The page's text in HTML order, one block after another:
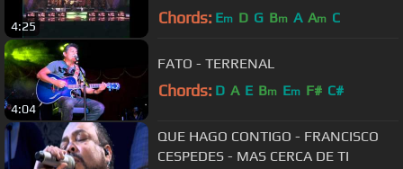
4:25
2006
Chords: Em D G Bm A Am C
4:04
FATO - TERRENAL
Chords: D A E Bm Em F# C#
QUE HAGO CONTIGO - FRANCISCO
CESPEDES - MAS CERCA DE TI